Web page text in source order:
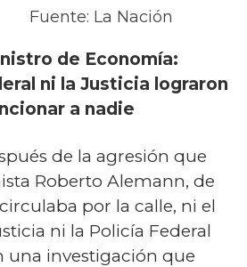
Fuente: La Nación
de Economía:
ni la Justicia lograron
a nadie
de la agresión que
Roberto Alemann, de
por la calle, ni el
ni la Policía Federal
una investigación que